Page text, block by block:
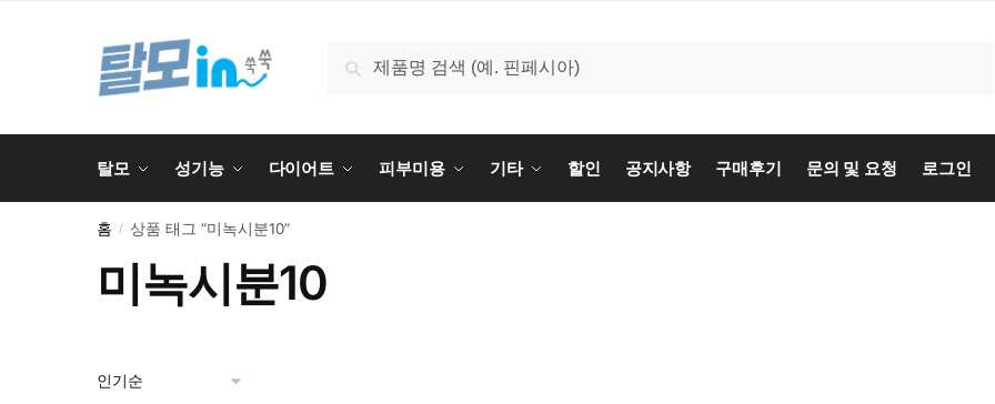
검색
탈모 성기능 다이어트 피부미용 기타 할인 공지사항 구매후기 문의 및 요청 로그인
홈 / 상품 태그 “미녹시분10”
미녹시분10